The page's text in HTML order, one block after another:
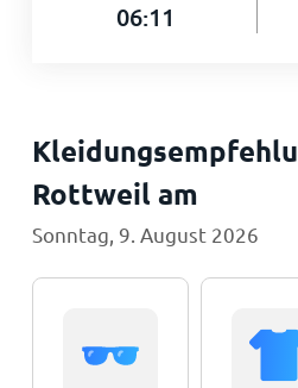
06:11
Rottweil am
Sonntag, 9. August 2026